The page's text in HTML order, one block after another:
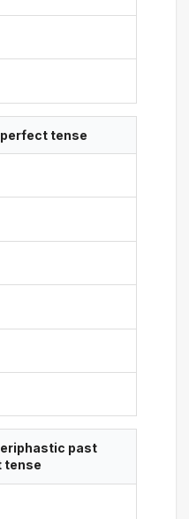
tense
past
tense